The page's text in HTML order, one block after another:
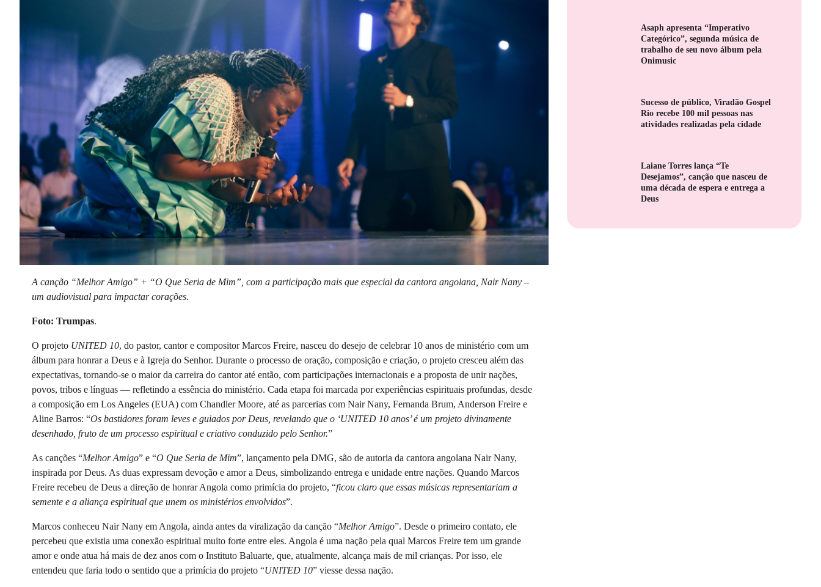
A canção “Melhor Amigo” + “O Que Seria de Mim”, com a participação mais que especial da cantora angolana, Nair Nany –
um audiovisual para impactar corações.
Foto: Trumpas.
O projeto UNITED 10, do pastor, cantor e compositor Marcos Freire, nasceu do desejo de celebrar 10 anos de ministério com um
álbum para honrar a Deus e à Igreja do Senhor. Durante o processo de oração, composição e criação, o projeto cresceu além das
expectativas, tornando-se o maior da carreira do cantor até então, com participações internacionais e a proposta de unir nações,
povos, tribos e línguas — refletindo a essência do ministério. Cada etapa foi marcada por experiências espirituais profundas, desde
a composição em Los Angeles (EUA) com Chandler Moore, até as parcerias com Nair Nany, Fernanda Brum, Anderson Freire e
Aline Barros: “Os bastidores foram leves e guiados por Deus, revelando que o ‘UNITED 10 anos’ é um projeto divinamente
desenhado, fruto de um processo espiritual e criativo conduzido pelo Senhor.”
As canções “Melhor Amigo” e “O Que Seria de Mim”, lançamento pela DMG, são de autoria da cantora angolana Nair Nany,
inspirada por Deus. As duas expressam devoção e amor a Deus, simbolizando entrega e unidade entre nações. Quando Marcos
Freire recebeu de Deus a direção de honrar Angola como primícia do projeto, “ficou claro que essas músicas representariam a
semente e a aliança espiritual que unem os ministérios envolvidos”.
Marcos conheceu Nair Nany em Angola, ainda antes da viralização da canção “Melhor Amigo”. Desde o primeiro contato, ele
percebeu que existia uma conexão espiritual muito forte entre eles. Angola é uma nação pela qual Marcos Freire tem um grande
amor e onde atua há mais de dez anos com o Instituto Baluarte, que, atualmente, alcança mais de mil crianças. Por isso, ele
entendeu que faria todo o sentido que a primícia do projeto “UNITED 10” viesse dessa nação.
Asaph apresenta “Imperativo
Categórico”, segunda música de
trabalho de seu novo álbum pela
Onimusic
Sucesso de público, Viradão Gospel
Rio recebe 100 mil pessoas nas
atividades realizadas pela cidade
Laiane Torres lança “Te
Desejamos”, canção que nasceu de
uma década de espera e entrega a
Deus